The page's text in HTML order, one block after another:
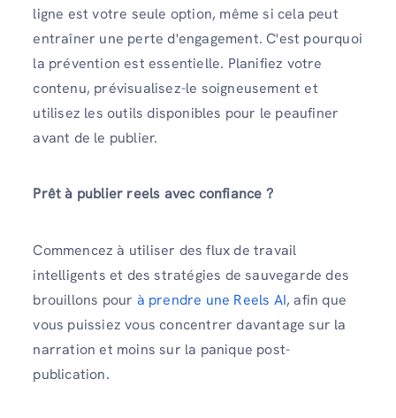
ligne est votre seule option, même si cela peut
entraîner une perte d'engagement. C'est pourquoi
la prévention est essentielle. Planifiez votre
contenu, prévisualisez-le soigneusement et
utilisez les outils disponibles pour le peaufiner
avant de le publier.
Prêt à publier reels avec confiance ?
Commencez à utiliser des flux de travail
intelligents et des stratégies de sauvegarde des
brouillons pour à prendre une Reels AI, afin que
vous puissiez vous concentrer davantage sur la
narration et moins sur la panique post-
publication.